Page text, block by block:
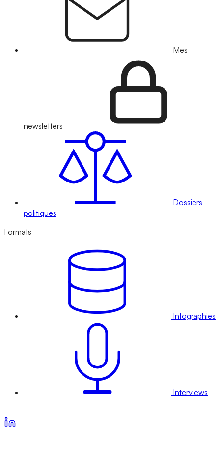
Mes
newsletters
Dossiers
politiques
Formats
Infographies
Interviews